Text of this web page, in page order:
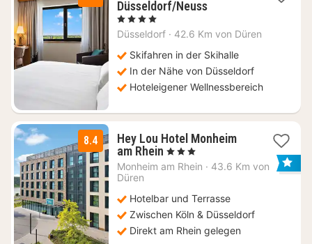
Düsseldorf/Neuss2
ab
€
, 4 Sterne
Düsseldorf · 42.6 Km von Düren
Skifahren in der Skihalle
In der Nähe von Düsseldorf
Hoteleigener Wellnessbereich
8.4
Hey Lou Hotel Monheim
am Rhein 2
Nächte
€
, 3 Sterne
Monheim am Rhein · 43.6 Km von
Düren
Hotelbar und Terrasse
Zwischen Köln & Düsseldorf
Direkt am Rhein gelegen